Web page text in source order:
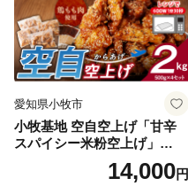
愛知県小牧市
小牧基地 空自空上げ「甘辛
スパイシー米粉空上げ」
（計2kg 500g×4袋）手羽先
14,000円